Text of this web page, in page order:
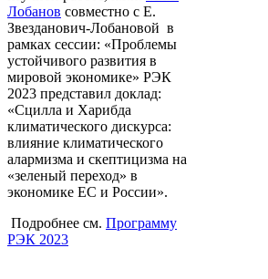
Лобанов совместно с Е.
Звезданович-Лобановой в
рамках сессии: «Проблемы
устойчивого развития в
мировой экономике» РЭК
2023 представил доклад:
«Сцилла и Харибда
климатического дискурса:
влияние климатического
алармизма и скептицизма на
«зеленый переход» в
экономике ЕС и России».
Подробнее см. Программу
РЭК 2023